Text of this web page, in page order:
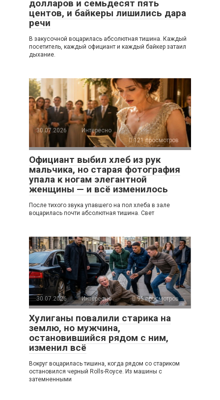
долларов и семьдесят пять
центов, и байкеры лишились дара
речи
В закусочной воцарилась абсолютная тишина. Каждый
посетитель, каждый официант и каждый байкер затаил
дыхание.
30.07.2026
Интересно
121 просмотров
Официант выбил хлеб из рук
мальчика, но старая фотография
упала к ногам элегантной
женщины — и всё изменилось
После тихого звука упавшего на пол хлеба в зале
воцарилась почти абсолютная тишина. Свет
30.07.2026 Интересно 95 просмотров
Хулиганы повалили старика на
землю, но мужчина,
остановившийся рядом с ним,
изменил всё
Вокруг воцарилась тишина, когда рядом со стариком
остановился черный Rolls-Royce. Из машины с
затемненными